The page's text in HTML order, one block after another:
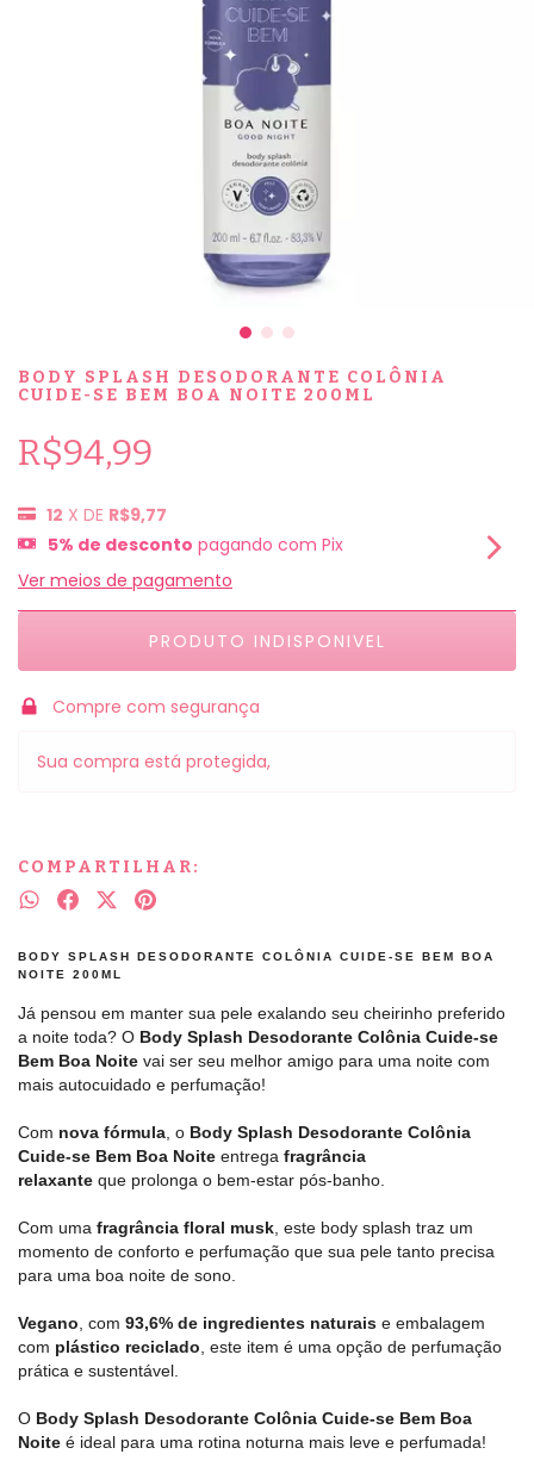
BODY SPLASH DESODORANTE COLÔNIA
CUIDE-SE BEM BOA NOITE 200ML
R$94,99
12 X DE R$9,77
5% de desconto pagando com Pix
Ver meios de pagamento
Compre com segurança
Sua compra está protegida,
COMPARTILHAR:
BODY SPLASH DESODORANTE COLÔNIA CUIDE-SE BEM BOA
NOITE 200ML
Já pensou em manter sua pele exalando seu cheirinho preferido
a noite toda? O Body Splash Desodorante Colônia Cuide-se
Bem Boa Noite vai ser seu melhor amigo para uma noite com
mais autocuidado e perfumação!
Com nova fórmula , o Body Splash Desodorante Colônia
Cuide-se Bem Boa Noite entrega fragrância
relaxante que prolonga o bem-estar pós-banho.
Com uma fragrância floral musk , este body splash traz um
momento de conforto e perfumação que sua pele tanto precisa
para uma boa noite de sono.
Vegano , com 93,6% de ingredientes naturais e embalagem
com plástico reciclado , este item é uma opção de perfumação
prática e sustentável.
O Body Splash Desodorante Colônia Cuide-se Bem Boa
Noite é ideal para uma rotina noturna mais leve e perfumada!